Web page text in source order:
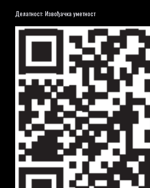
Делатност: Извођачка уметност